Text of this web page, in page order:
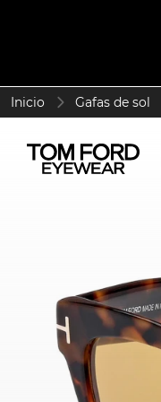
Inicio Gafas de sol